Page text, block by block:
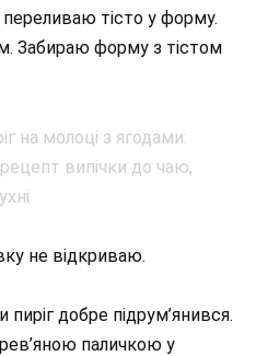
тісто у форму.
Забираю форму з тістом
не відкриваю.
добре підрум’янився.
паличкою у